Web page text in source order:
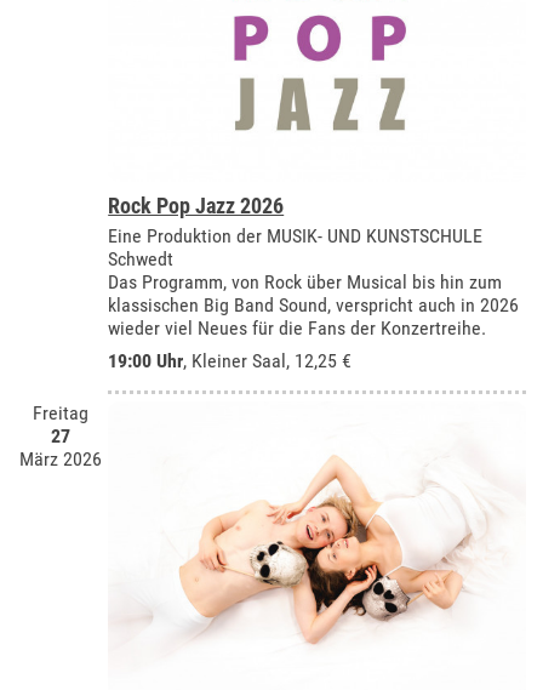
Rock Pop Jazz 2026
Eine Produktion der MUSIK- UND KUNSTSCHULE
Schwedt
Das Programm, von Rock über Musical bis hin zum
klassischen Big Band Sound, verspricht auch in 2026
wieder viel Neues für die Fans der Konzertreihe.
19:00 Uhr, Kleiner Saal, 12,25 €
Freitag
27
März 2026